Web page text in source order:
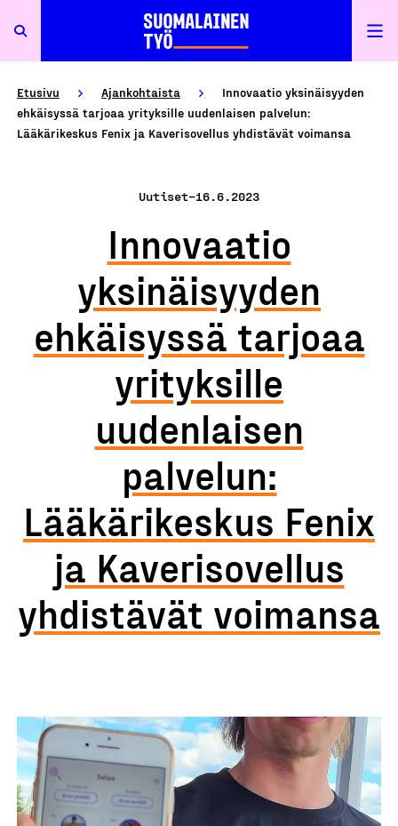
Etusivu Ajankohtaista
Innovaatio yksinäisyyden
ehkäisyssä tarjoaa yrityksille uudenlaisen palvelun:
Lääkärikeskus Fenix ja Kaverisovellus yhdistävät voimansa
Uutiset–16.6.2023
Innovaatio
yksinäisyyden
ehkäisyssä tarjoaa
yrityksille
uudenlaisen
palvelun:
Lääkärikeskus Fenix
ja Kaverisovellus
yhdistävät voimansa